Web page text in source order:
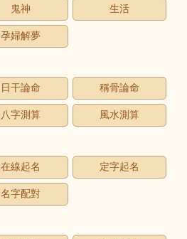
鬼神 生活
孕婦解夢
日干論命 稱骨論命
八字測算 風水測算
在線起名 定字起名
名字配對